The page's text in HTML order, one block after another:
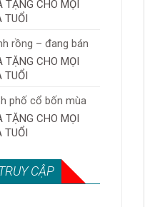
TẶNG CHO MỌI
TUỔI
rồng – đang bán
TẶNG CHO MỌI
TUỔI
phố cổ bốn mùa
TẶNG CHO MỌI
TUỔI
CẬP